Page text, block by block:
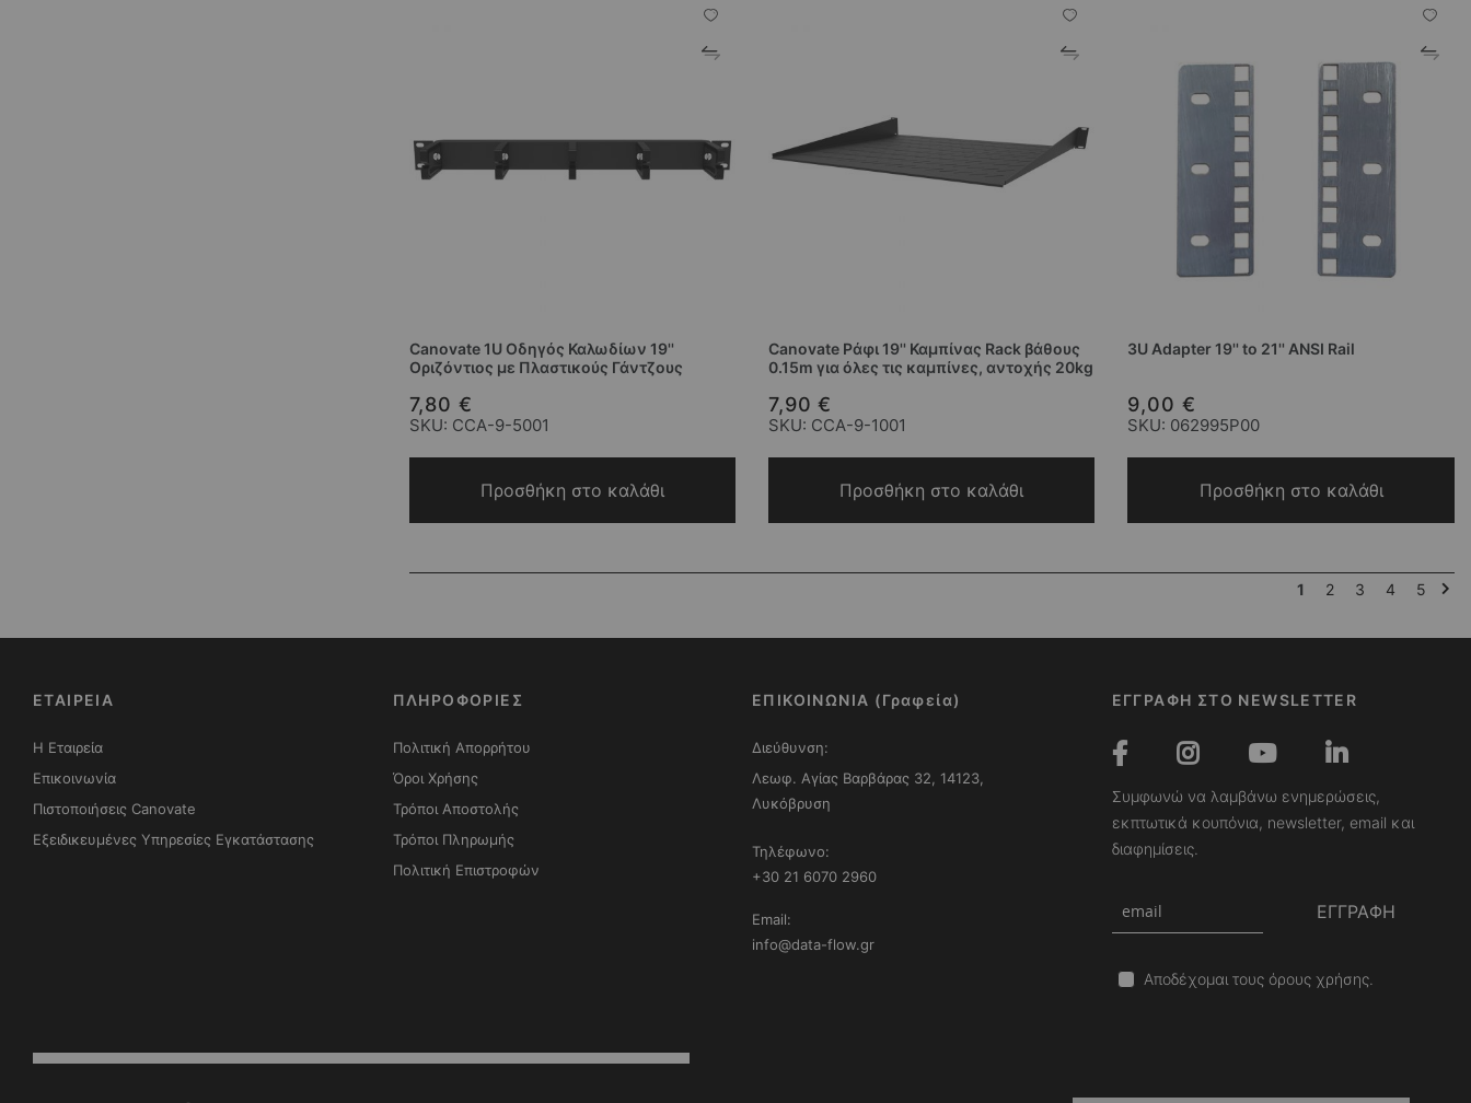
Canovate 1U Οδηγός Καλωδίων 19''
Οριζόντιος με Πλαστικούς Γάντζους
7,80 €
SKU: CCA-9-5001
Προσθήκη στο καλάθι
Canovate Ράφι 19'' Καμπίνας Rack βάθους
0.15m για όλες τις καμπίνες, αντοχής 20kg
7,90 €
SKU: CCA-9-1001
Προσθήκη στο καλάθι
3U Adapter 19'' to 21'' ANSI Rail
9,00 €
SKU: 062995P00
Προσθήκη στο καλάθι
Σελίδα
Διαβάζετε αυτή τη
1 Σελίδα
2 Σελίδα
3 Σελίδα
4 Σελίδα
5
ΕΤΑΙΡΕΙΑ
Η Εταιρεία
Επικοινωνία
Πιστοποιήσεις Canovate
Εξειδικευμένες Υπηρεσίες Εγκατάστασης
ΠΛΗΡΟΦΟΡΙΕΣ
Πολιτική Απορρήτου
Όροι Χρήσης
Τρόποι Αποστολής
Τρόποι Πληρωμής
Πολιτική Επιστροφών
ΕΠΙΚΟΙΝΩΝΙΑ (Γραφεία)
Διεύθυνση:
Λεωφ. Αγίας Βαρβάρας 32, 14123,
Λυκόβρυση
Τηλέφωνο:
+30 21 6070 2960
Email:
info@data-flow.gr
ΕΓΓΡΑΦΗ ΣΤΟ NEWSLETTER
Συμφωνώ να λαμβάνω ενημερώσεις,
εκπτωτικά κουπόνια, newsletter, email και
διαφημίσεις.
ΕΓΓΡΑΦΗ
Αποδέχομαι τους όρους χρήσης.